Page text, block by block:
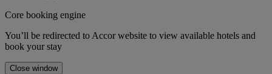
Core booking engine
You’ll be redirected to Accor website to view available hotels and
book your stay
Close window